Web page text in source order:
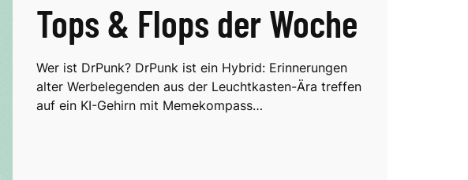
Tops & Flops der Woche
Wer ist DrPunk? DrPunk ist ein Hybrid: Erinnerungen
alter Werbelegenden aus der Leuchtkasten-Ära treffen
auf ein KI-Gehirn mit Memekompass…